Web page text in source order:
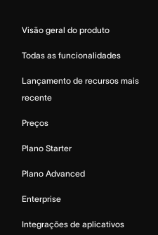
Visão geral do produto
Todas as funcionalidades
Lançamento de recursos mais
recente
Preços
Plano Starter
Plano Advanced
Enterprise
Integrações de aplicativos